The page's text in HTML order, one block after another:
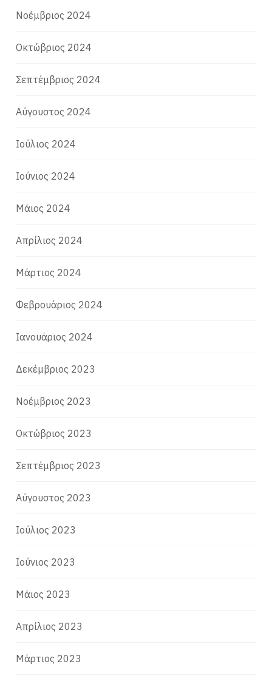
Νοέμβριος 2024
Οκτώβριος 2024
Σεπτέμβριος 2024
Αύγουστος 2024
Ιούλιος 2024
Ιούνιος 2024
Μάιος 2024
Απρίλιος 2024
Μάρτιος 2024
Φεβρουάριος 2024
Ιανουάριος 2024
Δεκέμβριος 2023
Νοέμβριος 2023
Οκτώβριος 2023
Σεπτέμβριος 2023
Αύγουστος 2023
Ιούλιος 2023
Ιούνιος 2023
Μάιος 2023
Απρίλιος 2023
Μάρτιος 2023